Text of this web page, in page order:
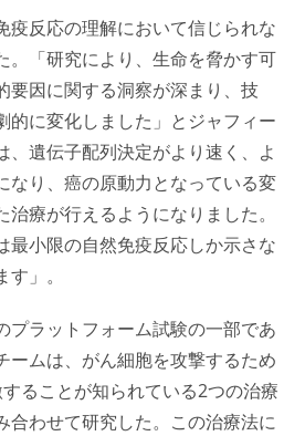
疫反応の理解において信じられな
。「研究により、生命を脅かす可
要因に関する洞察が深まり、技
的に変化しました」とジャフィー
、遺伝子配列決定がより速く、よ
なり、癌の原動力となっている変
療が行えるようになりました。
最小限の自然免疫反応しか示さな
」。
プラットフォーム試験の一部であ
ームは、がん細胞を攻撃するため
ることが知られている2つの治療
合わせて研究した。この治療法に